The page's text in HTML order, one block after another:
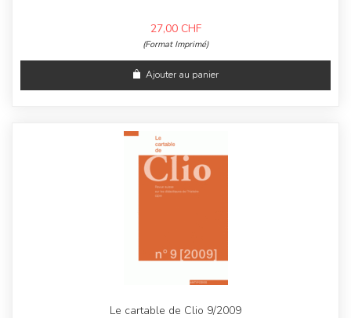
27,00 CHF
(Format Imprimé)
Ajouter au panier
Le cartable de Clio 9/2009